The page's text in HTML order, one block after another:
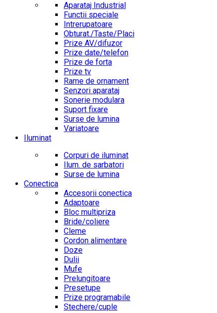
Aparataj Industrial
Functii speciale
Intrerupatoare
Obturat./Taste/Placi
Prize AV/difuzor
Prize date/telefon
Prize de forta
Prize tv
Rame de ornament
Senzori aparataj
Sonerie modulara
Suport fixare
Surse de lumina
Variatoare
Iluminat
Corpuri de iluminat
Ilum. de sarbatori
Surse de lumina
Conectica
Accesorii conectica
Adaptoare
Bloc multipriza
Bride/coliere
Cleme
Cordon alimentare
Doze
Dulii
Mufe
Prelungitoare
Presetupe
Prize programabile
Stechere/cuple